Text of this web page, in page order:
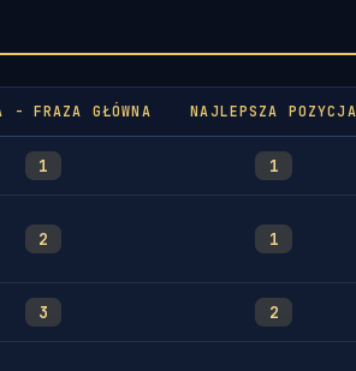
- FRAZA GŁÓWNA NAJLEPSZA POZYCJA
1 1
2 1
3 2